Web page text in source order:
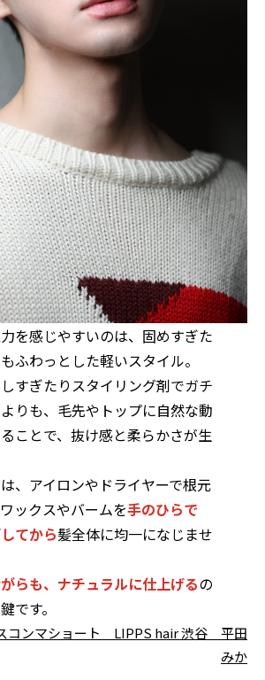
を感じやすいのは、固めすぎた
ふわっとした軽いスタイル。
すぎたりスタイリング剤でガチ
りも、毛先やトップに自然な動
ことで、抜け感と柔らかさが生
、アイロンやドライヤーで根元
ックスやバームを手のひらで
てから髪全体に均一になじませ
らも、ナチュラルに仕上げるの
です。
コンマショート LIPPS hair 渋谷 平田
みか